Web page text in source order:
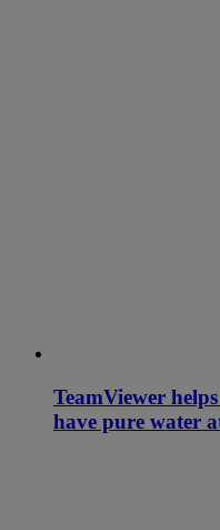
TeamViewer
have pure water